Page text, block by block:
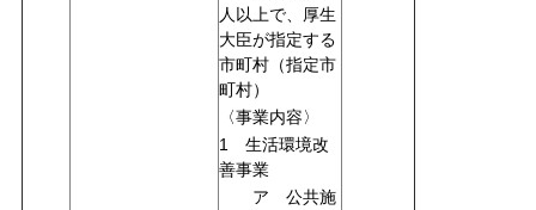
人以上で、厚生
大臣が指定する
市町村（指定市
町村）
〈事業内容〉
1 生活環境改
善事業
ア 公共施